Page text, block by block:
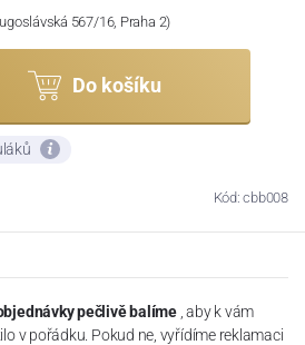
567/16, Praha 2)
Do košíku
Kód: cbb008
pečlivě balíme , aby k vám
v pořádku. Pokud ne, vyřídíme reklamaci